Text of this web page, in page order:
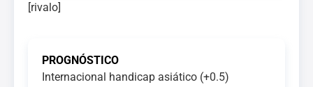
[rivalo]
PROGNÓSTICO
Internacional handicap asiático (+0.5)